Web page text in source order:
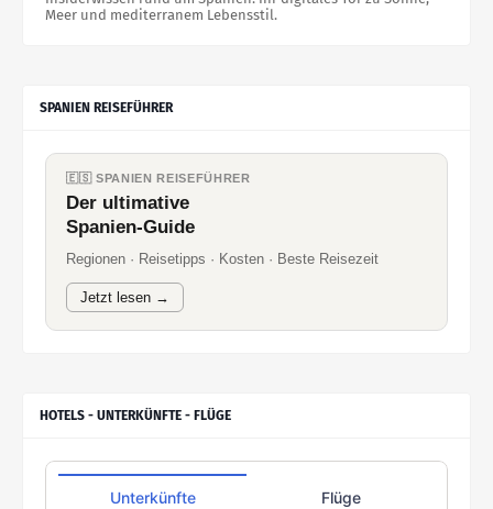
Meer und mediterranem Lebensstil.
SPANIEN REISEFÜHRER
🇪🇸 SPANIEN REISEFÜHRER
Der ultimative
Spanien-Guide
Regionen · Reisetipps · Kosten · Beste Reisezeit
Jetzt lesen →
HOTELS - UNTERKÜNFTE - FLÜGE